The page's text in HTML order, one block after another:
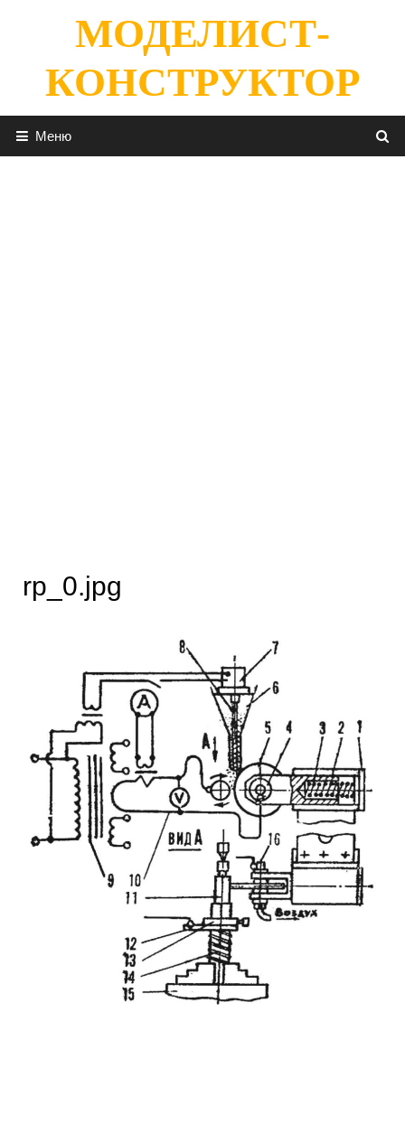
содержимомуМОДЕЛИСТ-
КОНСТРУКТОР
Меню
rp_0.jpg